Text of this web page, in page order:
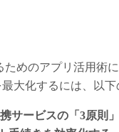
めのアプリ活用術
大化するには、以下
ービスの「3原則」